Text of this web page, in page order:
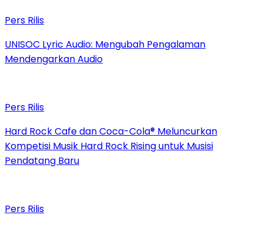
Pers Rilis
UNISOC Lyric Audio: Mengubah Pengalaman
Mendengarkan Audio
Pers Rilis
Hard Rock Cafe dan Coca-Cola® Meluncurkan
Kompetisi Musik Hard Rock Rising untuk Musisi
Pendatang Baru
Pers Rilis